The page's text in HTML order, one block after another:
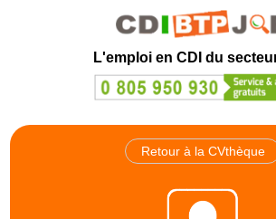
L'emploi en CDI du
Retour à la CVthèque